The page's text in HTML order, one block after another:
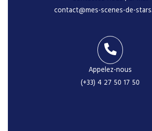
contact@mes-scenes-de-
Appelez-nous
(+33) 4 27 50 17 50